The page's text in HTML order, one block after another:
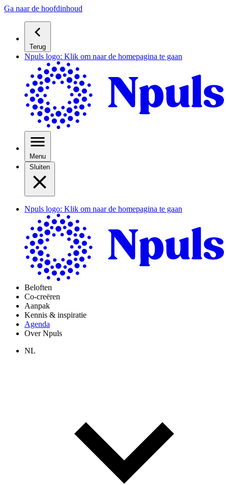
Ga naar de hoofdinhoud
Terug
Npuls logo: Klik om naar de homepagina te gaan
Menu
Sluiten
Npuls logo: Klik om naar de homepagina te gaan
Beloften
Co-creëren
Aanpak
Kennis & inspiratie
Agenda
Over Npuls
NL